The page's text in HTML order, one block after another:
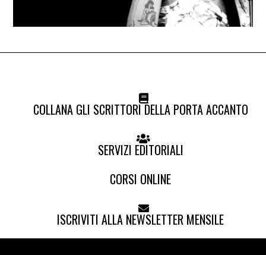
COLLANA GLI SCRITTORI DELLA PORTA ACCANTO
SERVIZI EDITORIALI
CORSI ONLINE
ISCRIVITI ALLA NEWSLETTER MENSILE